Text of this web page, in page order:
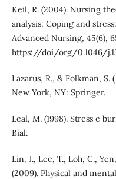
Keil, R. (2004). Nursing
analysis: Coping and
Advanced Nursing, 45(6),
https://doi/org/0.1046/
Lazarus, R., & Folkman, S.
New York, NY: Springer.
Leal, M. (1998). Stress e
Bial.
Lin, J., Lee, T., Loh, C.,
(2009). Physical and